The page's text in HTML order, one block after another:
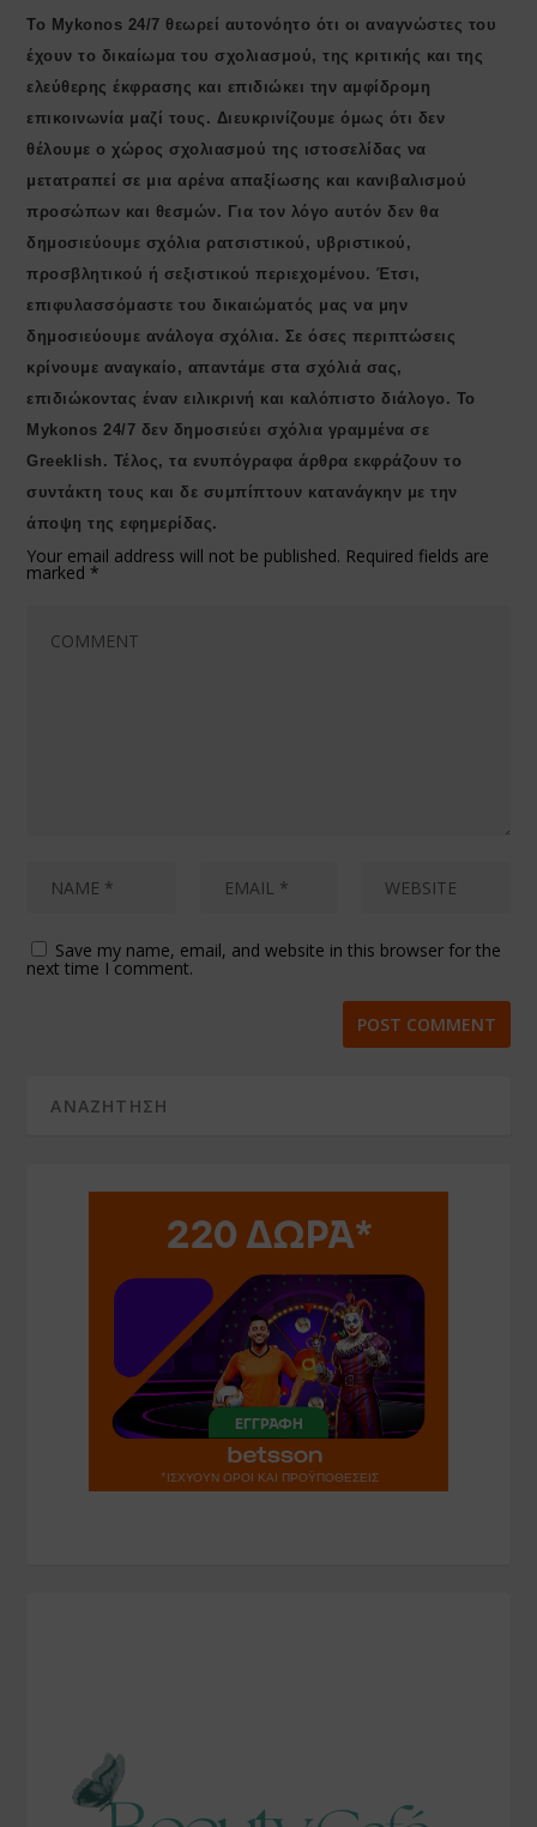
Το Mykonos 24/7 θεωρεί αυτονόητο ότι οι αναγνώστες του
έχουν το δικαίωμα του σχολιασμού, της κριτικής και της
ελεύθερης έκφρασης και επιδιώκει την αμφίδρομη
επικοινωνία μαζί τους. Διευκρινίζουμε όμως ότι δεν
θέλουμε ο χώρος σχολιασμού της ιστοσελίδας να
μετατραπεί σε μια αρένα απαξίωσης και κανιβαλισμού
προσώπων και θεσμών. Για τον λόγο αυτόν δεν θα
δημοσιεύουμε σχόλια ρατσιστικού, υβριστικού,
προσβλητικού ή σεξιστικού περιεχομένου. Έτσι,
επιφυλασσόμαστε του δικαιώματός μας να μην
δημοσιεύουμε ανάλογα σχόλια. Σε όσες περιπτώσεις
κρίνουμε αναγκαίο, απαντάμε στα σχόλιά σας,
επιδιώκοντας έναν ειλικρινή και καλόπιστο διάλογο. Το
Μykonos 24/7 δεν δημοσιεύει σχόλια γραμμένα σε
Greeklish. Τέλος, τα ενυπόγραφα άρθρα εκφράζουν το
συντάκτη τους και δε συμπίπτουν κατανάγκην με την
άποψη της εφημερίδας.
Your email address will not be published. Required fields are
marked *
Save my name, email, and website in this browser for the
next time I comment.